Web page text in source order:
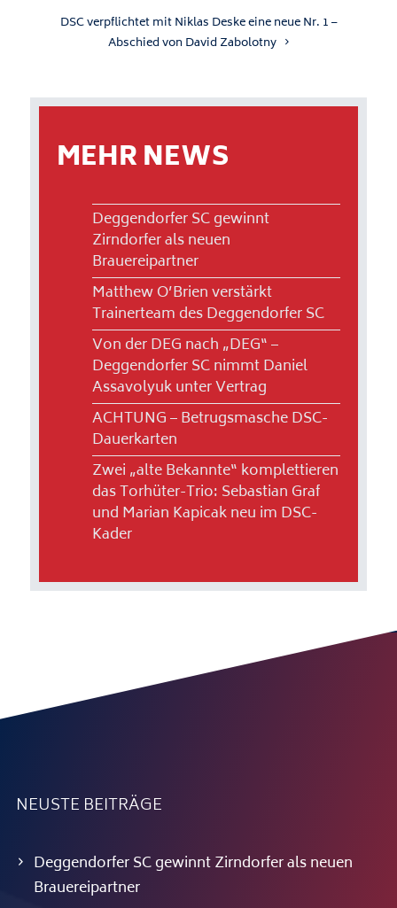
DSC verpflichtet mit Niklas Deske eine neue Nr. 1 –
Abschied von David Zabolotny
MEHR NEWS
Deggendorfer SC gewinnt
Zirndorfer als neuen
Brauereipartner
Matthew O’Brien verstärkt
Trainerteam des Deggendorfer SC
Von der DEG nach „DEG“ –
Deggendorfer SC nimmt Daniel
Assavolyuk unter Vertrag
ACHTUNG – Betrugsmasche DSC-
Dauerkarten
Zwei „alte Bekannte“ komplettieren
das Torhüter-Trio: Sebastian Graf
und Marian Kapicak neu im DSC-
Kader
NEUSTE BEITRÄGE
Deggendorfer SC gewinnt Zirndorfer als neuen
Brauereipartner